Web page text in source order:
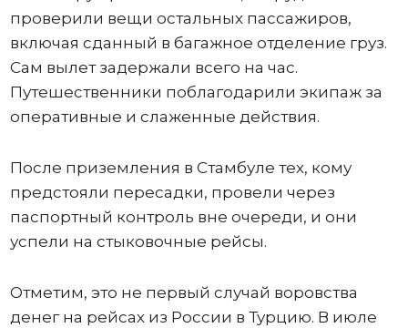
проверили вещи остальных пассажиров,
включая сданный в багажное отделение груз.
Сам вылет задержали всего на час.
Путешественники поблагодарили экипаж за
оперативные и слаженные действия.
После приземления в Стамбуле тех, кому
предстояли пересадки, провели через
паспортный контроль вне очереди, и они
успели на стыковочные рейсы.
Отметим, это не первый случай воровства
денег на рейсах из России в Турцию. В июле